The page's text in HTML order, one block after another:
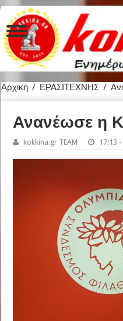
Αρχική / ΕΡΑΣΙΤΕΧΝΗΣ /
Ανανέωσε η
kokkina.gr TEAM 17:13